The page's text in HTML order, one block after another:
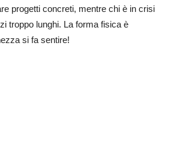
progetti concreti, mentre chi è in crisi
troppo lunghi. La forma fisica è
si fa sentire!